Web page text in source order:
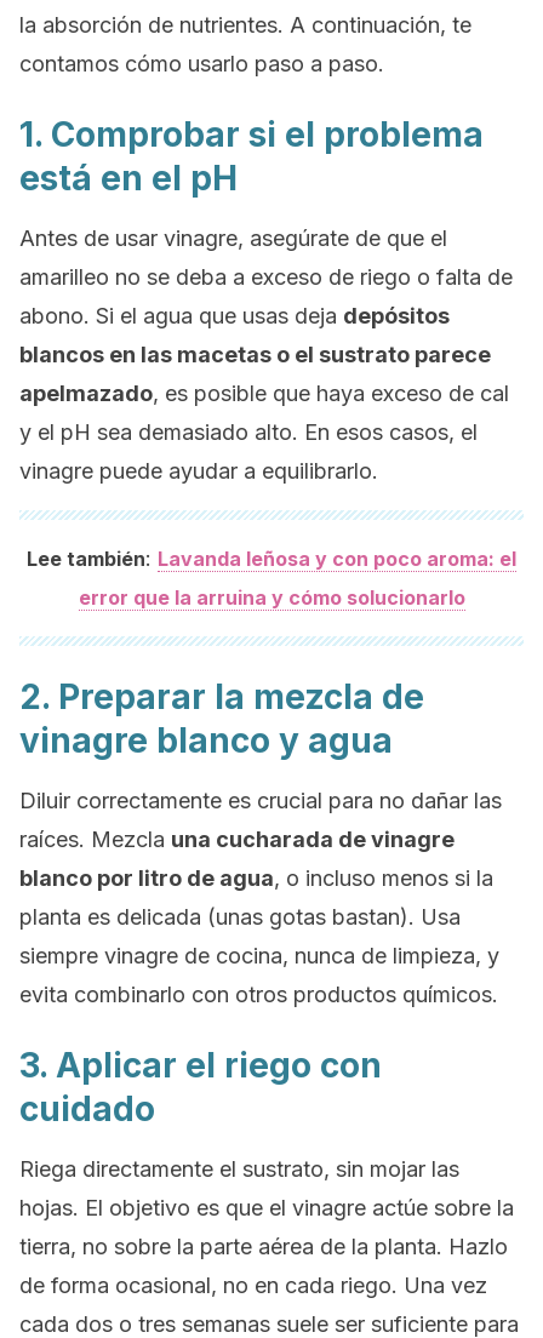
la absorción de nutrientes. A continuación, te
contamos cómo usarlo paso a paso.
1. Comprobar si el problema
está en el pH
Antes de usar vinagre, asegúrate de que el
amarilleo no se deba a exceso de riego o falta de
abono. Si el agua que usas deja depósitos
blancos en las macetas o el sustrato parece
apelmazado, es posible que haya exceso de cal
y el pH sea demasiado alto. En esos casos, el
vinagre puede ayudar a equilibrarlo.
Lee también: Lavanda leñosa y con poco aroma: el
error que la arruina y cómo solucionarlo
2. Preparar la mezcla de
vinagre blanco y agua
Diluir correctamente es crucial para no dañar las
raíces. Mezcla una cucharada de vinagre
blanco por litro de agua, o incluso menos si la
planta es delicada (unas gotas bastan). Usa
siempre vinagre de cocina, nunca de limpieza, y
evita combinarlo con otros productos químicos.
3. Aplicar el riego con
cuidado
Riega directamente el sustrato, sin mojar las
hojas. El objetivo es que el vinagre actúe sobre la
tierra, no sobre la parte aérea de la planta. Hazlo
de forma ocasional, no en cada riego. Una vez
cada dos o tres semanas suele ser suficiente para